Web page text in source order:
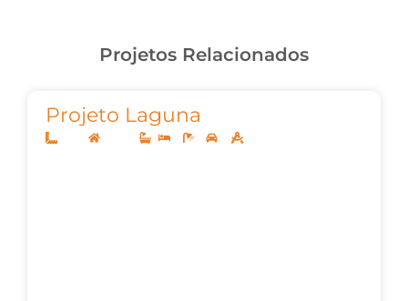
Projetos Relacionados
Projeto Laguna
8x20 1